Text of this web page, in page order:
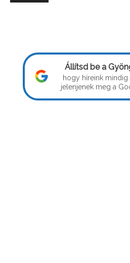
Állítsd be a
hogy híreink
jelenjenek meg a